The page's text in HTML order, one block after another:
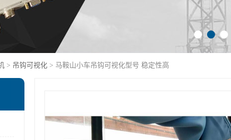
> 吊钩可视化 > 马鞍山小车吊钩可视化型号 稳定性高